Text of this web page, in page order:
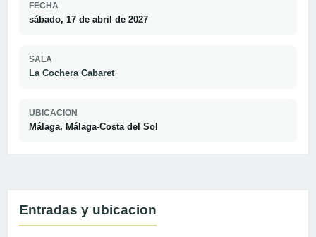
FECHA
sábado, 17 de abril de 2027
SALA
La Cochera Cabaret
UBICACION
Málaga, Málaga-Costa del Sol
Entradas y ubicacion